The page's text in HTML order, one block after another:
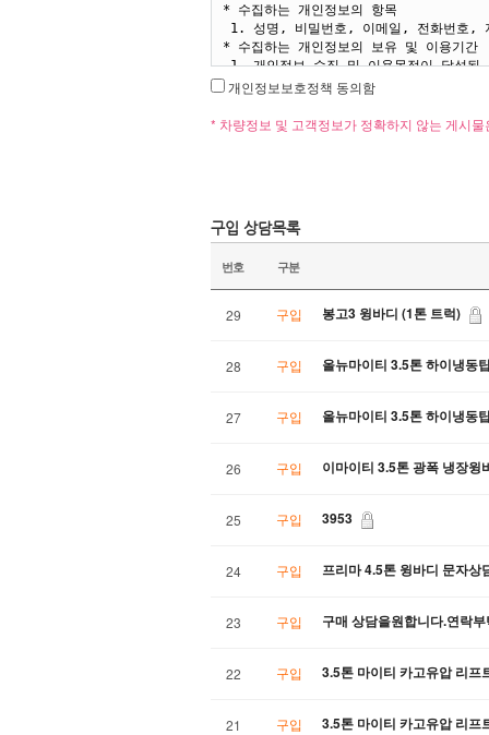
개인정보보호정책 동의함
* 차량정보 및 고객정보가 정확하지 않는 게시
구입 상담목록
번호 구분
29 구입 봉고3 윙바디 (1톤 트럭)
28 구입 올뉴마이티 3.5톤 하이냉동
27 구입 올뉴마이티 3.5톤 하이냉동
26 구입 이마이티 3.5톤 광폭 냉장윙
25 구입 3953
24 구입 프리마 4.5톤 윙바디 문자상
23 구입 구매 상담을원합니다.연락
22 구입 3.5톤 마이티 카고유압 리프
21 구입 3.5톤 마이티 카고유압 리프